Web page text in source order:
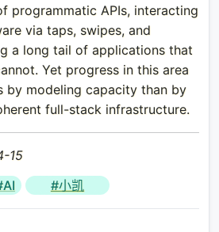
programmatic APIs, interacting
via taps, swipes, and
a long tail of applications that
Yet progress in this area
by modeling capacity than by
full-stack infrastructure.
15
#小凯